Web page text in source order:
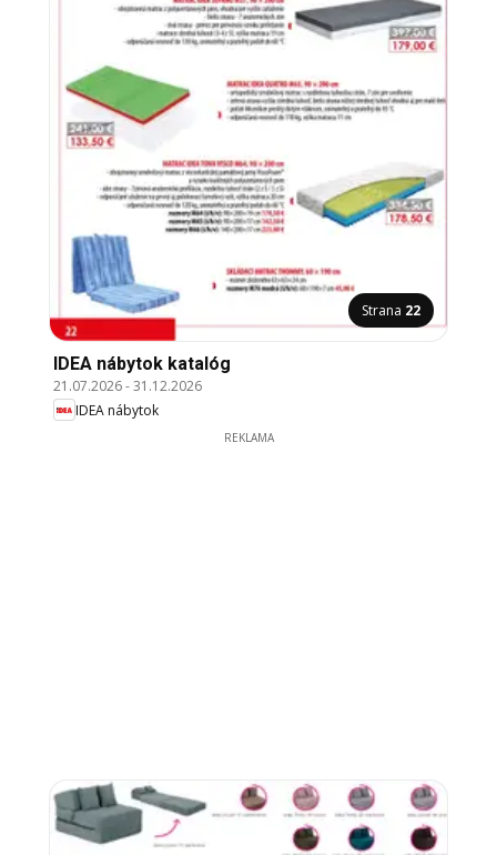
Strana 22
IDEA nábytok katalóg
21.07.2026-31.12.2026
IDEA nábytok
REKLAMA